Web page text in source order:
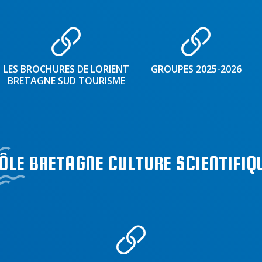
LES BROCHURES DE LORIENT
BRETAGNE SUD TOURISME
GROUPES 2025-2026
BRETAGNE CULTURE